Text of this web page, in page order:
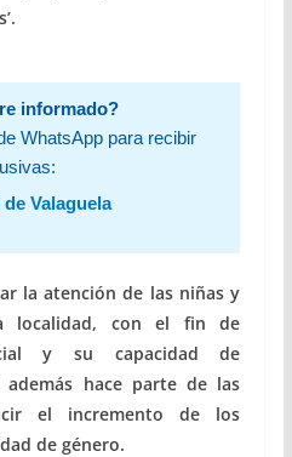
informado?
WhatsApp para recibir
Valaguela
la atención de las niñas y
localidad, con el fin de
y su capacidad de
hace parte de las
el incremento de los
de género.